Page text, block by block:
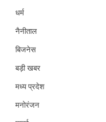
धर्म
नैनीताल
बिजनेस
बड़ी खबर
मध्य प्रदेश
मनोरंजन